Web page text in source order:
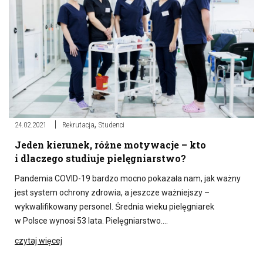
24.02.2021 Rekrutacja, Studenci
Jeden kierunek, różne motywacje – kto
i dlaczego studiuje pielęgniarstwo?
Pandemia COVID-19 bardzo mocno pokazała nam, jak ważny
jest system ochrony zdrowia, a jeszcze ważniejszy –
wykwalifikowany personel. Średnia wieku pielęgniarek
w Polsce wynosi 53 lata. Pielęgniarstwo….
czytaj więcej